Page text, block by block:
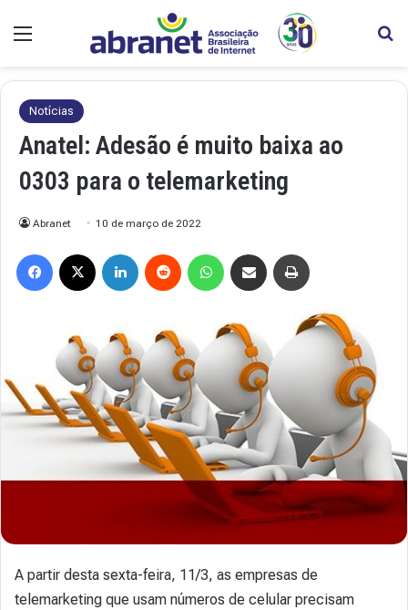
Notícias
Anatel: Adesão é muito baixa ao
0303 para o telemarketing
Abranet 10 de março de 2022
A partir desta sexta-feira, 11/3, as empresas de
telemarketing que usam números de celular precisam